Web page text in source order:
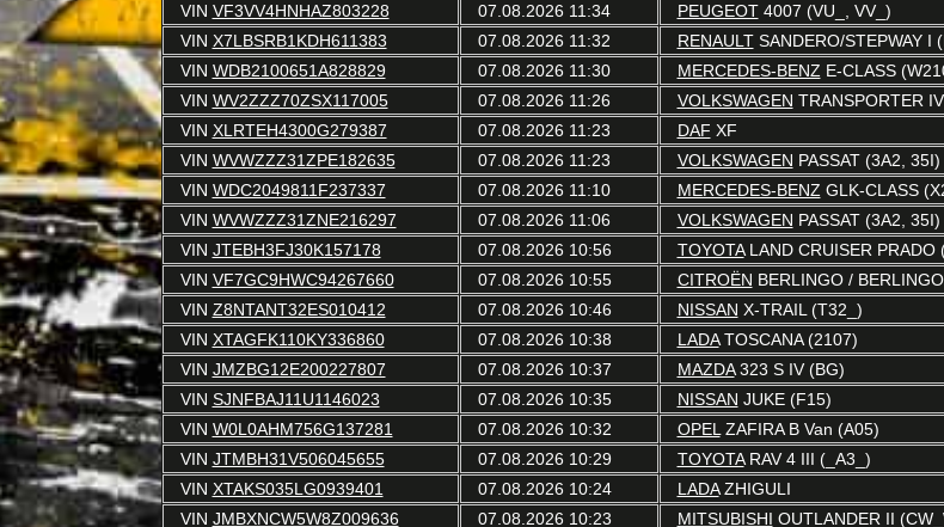
VIN VF3VV4HNHAZ803228 07.08.2026 11:34 PEUGEOT4007 (VU_, VV_)
VIN X7LBSRB1KDH611383 07.08.2026 11:32 RENAULTSANDERO/STEPWAY I
VIN WDB2100651A828829 07.08.2026 11:30 MERCEDES-BENZE-CLASS
VIN WV2ZZZ70ZSX117005 07.08.2026 11:26 VOLKSWAGEN TRANSPORTER
VIN XLRTEH4300G279387 07.08.2026 11:23 DAF XF
VIN WVWZZZ31ZPE182635 07.08.2026 11:23 VOLKSWAGEN PASSAT (3A2, 35I)
VIN WDC2049811F237337 07.08.2026 11:10 MERCEDES-BENZGLK-CLASS
VIN WVWZZZ31ZNE216297 07.08.2026 11:06 VOLKSWAGEN PASSAT (3A2, 35I)
VIN JTEBH3FJ30K157178 07.08.2026 10:56 TOYOTALAND CRUISER PRADO
VIN VF7GC9HWC94267660 07.08.2026 10:55 CITROËN BERLINGO /
VIN Z8NTANT32ES010412 07.08.2026 10:46 NISSAN X-TRAIL (T32_)
VIN XTAGFK110KY336860 07.08.2026 10:38 LADATOSCANA (2107)
VIN JMZBG12E200227807 07.08.2026 10:37 MAZDA323 S IV (BG)
VIN SJNFBAJ11U1146023 07.08.2026 10:35 NISSAN JUKE (F15)
VIN W0L0AHM756G137281 07.08.2026 10:32 OPELZAFIRA B Van (A05)
VIN JTMBH31V506045655 07.08.2026 10:29 TOYOTARAV 4 III (_A3_)
VIN XTAKS035LG0939401 07.08.2026 10:24 LADAZHIGULI
VIN JMBXNCW5W8Z009636 07.08.2026 10:23 MITSUBISHI OUTLANDER II